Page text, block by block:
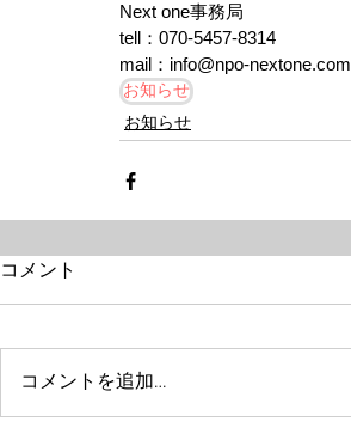
Next one事務局
tell：‪070-5457-8314
‬mail：info@npo-nextone.com
お知らせ
お知らせ
コメント
コメントを追加…